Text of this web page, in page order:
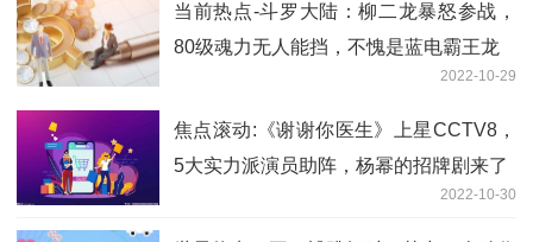
当前热点-斗罗大陆：柳二龙暴怒参战，
80级魂力无人能挡，不愧是蓝电霸王龙
2022-10-29
焦点滚动:《谢谢你医生》上星CCTV8，
5大实力派演员助阵，杨幂的招牌剧来了
2022-10-30